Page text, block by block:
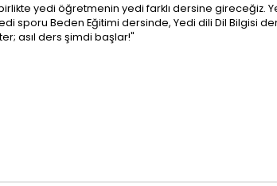
yedi öğretmenin yedi farklı dersine gireceğiz.
sporu Beden Eğitimi dersinde, Yedi dili Dil Bilgisi
asıl ders şimdi başlar!"